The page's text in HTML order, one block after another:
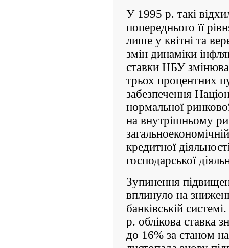
У 1995 р. такі
попереднього її
лише у квітні та
змін динаміки
ставки НБУ
трьох процентних
забез­печення
нормальної
на внутрішньому
кредитної
господарської
Зупинення
вплинуло на
банківській
р. облікова ставка
до 16% за станом